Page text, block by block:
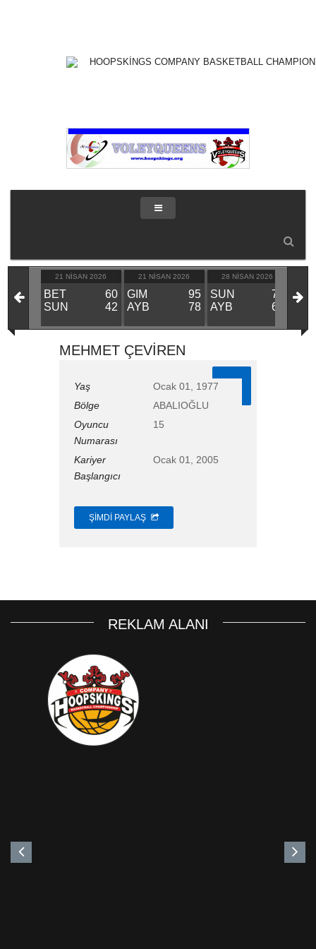
21 NISAN 2026
BET
60
SUN
42
21 NISAN 2026
GIM
95
AYB
78
28 NISAN 2026
SUN
70
AYB
66
GIM
BET
MEHMET ÇEVİREN
Yaş
Ocak 01, 1977
Bölge
ABALIOĞLU
Oyuncu
Numarası
15
Kariyer
Başlangıcı
Ocak 01, 2005
ŞIMDI PAYLAŞ
REKLAM ALANI